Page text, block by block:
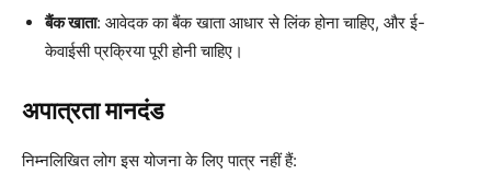
बैंक खाता: आवेदक का बैंक खाता आधार से लिंक होना चाहिए, और ई-
केवाईसी प्रक्रिया पूरी होनी चाहिए।
अपात्रता मानदंड
निम्नलिखित लोग इस योजना के लिए पात्र नहीं हैं: